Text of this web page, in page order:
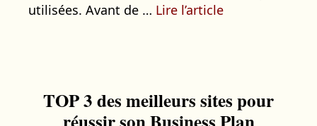
utilisées. Avant de … Lire l’article
TOP 3 des meilleurs sites pour